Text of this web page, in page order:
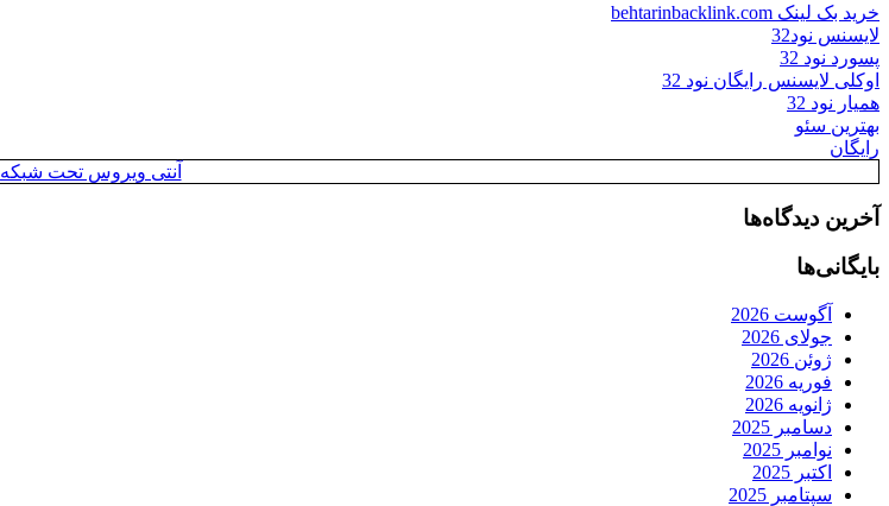
خرید بک لینک behtarinbacklink.com
لایسنس نود32
پسورد نود 32
اوکلی لایسنس رایگان نود 32
همیار نود 32
بهترین سئو
رایگان
آنتی ویروس تحت شبکه
آخرین دیدگاه‌ها
بایگانی‌ها
آگوست 2026
جولای 2026
ژوئن 2026
فوریه 2026
ژانویه 2026
دسامبر 2025
نوامبر 2025
اکتبر 2025
سپتامبر 2025